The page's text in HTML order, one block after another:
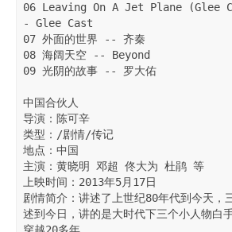
06 Leaving On A Jet Plane (Glee
- Glee Cast
07 外面的世界 -- 齐秦
08 海阔天空 -- Beyond
09 光阴的故事 -- 罗大佑
中国合伙人
导演：陈可辛
类型：/剧情/传记
地点：中国
主演：黄晓明 邓超 佟大为 杜鹃 等
上映时间：2013年5月17日
剧情简介：讲述了上世纪80年代到今天，
述到今日，讲的是大时代下三个小人物白